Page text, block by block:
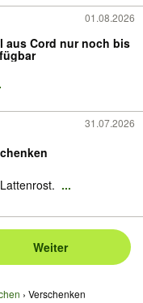
01.08.2026
aus Cord nur noch bis
31.07.2026
...
Weiter
Verschenken